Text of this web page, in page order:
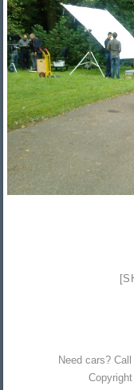
Need cars?